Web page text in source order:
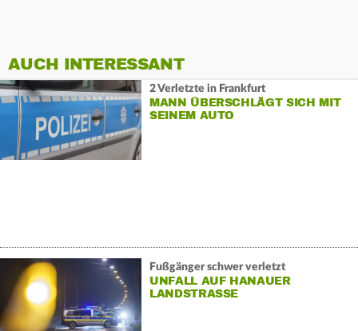
AUCH INTERESSANT
2 Verletzte in Frankfurt
MANN ÜBERSCHLÄGT SICH MIT
SEINEM AUTO
Fußgänger schwer verletzt
UNFALL AUF HANAUER
LANDSTRASSE